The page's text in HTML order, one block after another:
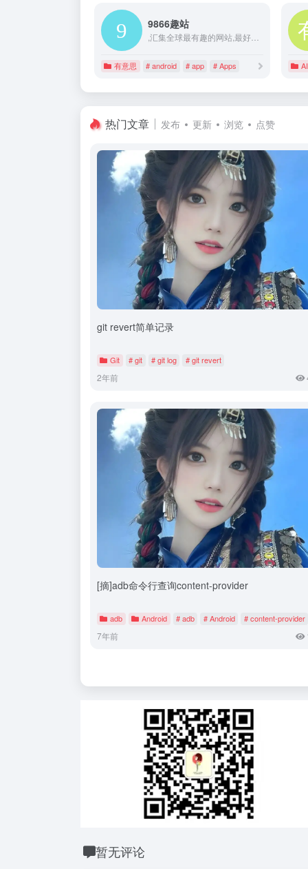
9866趣站
有意思 # android # app # Apps AI
热门文章 发布 更新 浏览 点赞
git revert简单记录
Git # git # git log # git revert
2年前
[摘]adb命令行查询content-provider
adb Android # adb # Android # content-provider
7年前
暂无评论